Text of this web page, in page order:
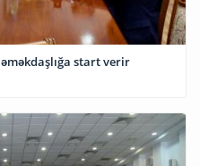
Texnologiya Universiteti ilə İRİA əməkdaşlığa start verir